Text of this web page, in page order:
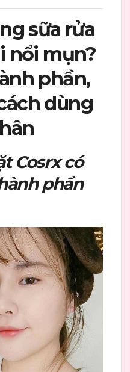
sữa rửa
nổi mụn?
phần,
dùng
Cosrx có
phần